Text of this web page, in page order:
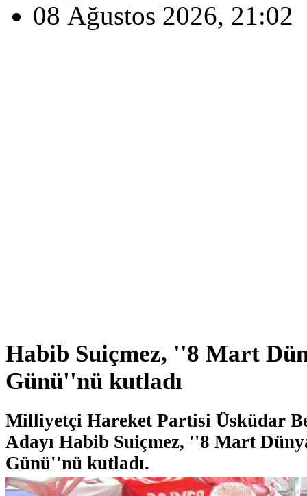
08 Ağustos 2026, 21:02
Habib Suiçmez, ''8 Mart
Günü''nü kutladı
Milliyetçi Hareket Partisi Üsküdar
Adayı Habib Suiçmez, ''8 Mart
Günü''nü kutladı.